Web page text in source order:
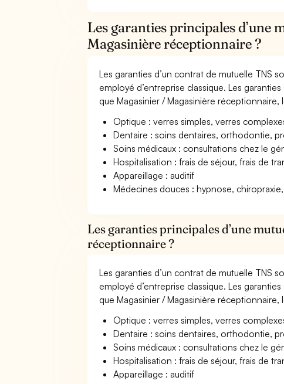
Les garanties principales d’une
Magasinière réceptionnaire ?
Les garanties d’un contrat de mutuelle TNS
employé d’entreprise classique. Les
que Magasinier / Magasinière réceptionnaire,
Optique : verres simples, verres
Dentaire : soins dentaires, orthodontie,
Soins médicaux : consultations chez le
Hospitalisation : frais de séjour, frais de
Appareillage : auditif
Médecines douces : hypnose,
Les garanties principales d’une
réceptionnaire ?
Les garanties d’un contrat de mutuelle TNS
employé d’entreprise classique. Les
que Magasinier / Magasinière réceptionnaire,
Optique : verres simples, verres
Dentaire : soins dentaires, orthodontie,
Soins médicaux : consultations chez le
Hospitalisation : frais de séjour, frais de
Appareillage : auditif